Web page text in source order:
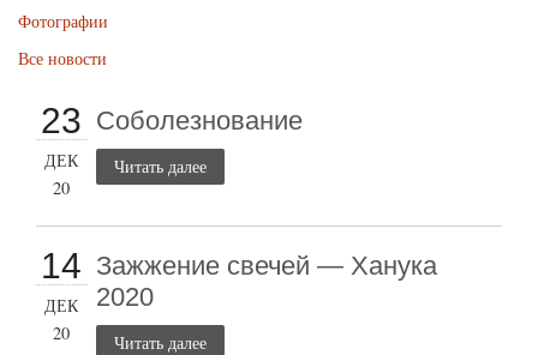
Фотографии
Все новости
23
ДЕК
20
Соболезнование
Читать далее
14
ДЕК
20
Зажжение свечей — Ханука
2020
Читать далее